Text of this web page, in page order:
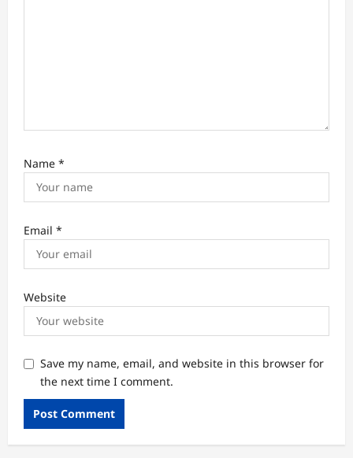
Name *
Email *
Website
Save my name, email, and website in this browser for
the next time I comment.